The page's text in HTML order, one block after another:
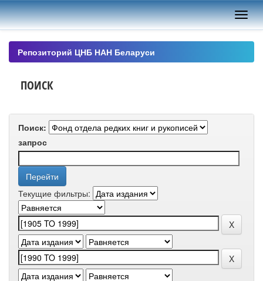
Skip
navigation
Репозиторий ЦНБ НАН Беларуси
ПОИСК
Поиск:
запрос
Текущие фильтры: